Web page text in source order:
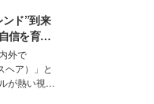
点を持つモ
大の特別対
の視点か
力や予想外
いストーリ
ってもらっ
ド”到来
信を育む
て？
外で
ヘア）」と
が熱い視線